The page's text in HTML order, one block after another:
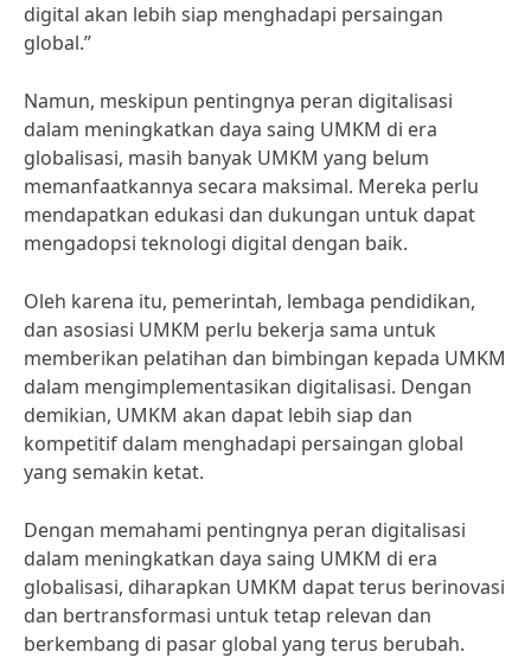
digital akan lebih siap menghadapi persaingan
global.”
Namun, meskipun pentingnya peran digitalisasi
dalam meningkatkan daya saing UMKM di era
globalisasi, masih banyak UMKM yang belum
memanfaatkannya secara maksimal. Mereka perlu
mendapatkan edukasi dan dukungan untuk dapat
mengadopsi teknologi digital dengan baik.
Oleh karena itu, pemerintah, lembaga pendidikan,
dan asosiasi UMKM perlu bekerja sama untuk
memberikan pelatihan dan bimbingan kepada UMKM
dalam mengimplementasikan digitalisasi. Dengan
demikian, UMKM akan dapat lebih siap dan
kompetitif dalam menghadapi persaingan global
yang semakin ketat.
Dengan memahami pentingnya peran digitalisasi
dalam meningkatkan daya saing UMKM di era
globalisasi, diharapkan UMKM dapat terus berinovasi
dan bertransformasi untuk tetap relevan dan
berkembang di pasar global yang terus berubah.